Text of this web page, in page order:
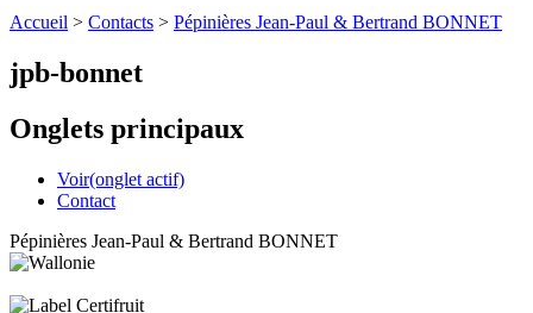
Accueil > Contacts > Pépinières Jean-Paul & Bertrand BONNET
jpb-bonnet
Onglets principaux
Voir(onglet actif)
Contact
Pépinières Jean-Paul & Bertrand BONNET